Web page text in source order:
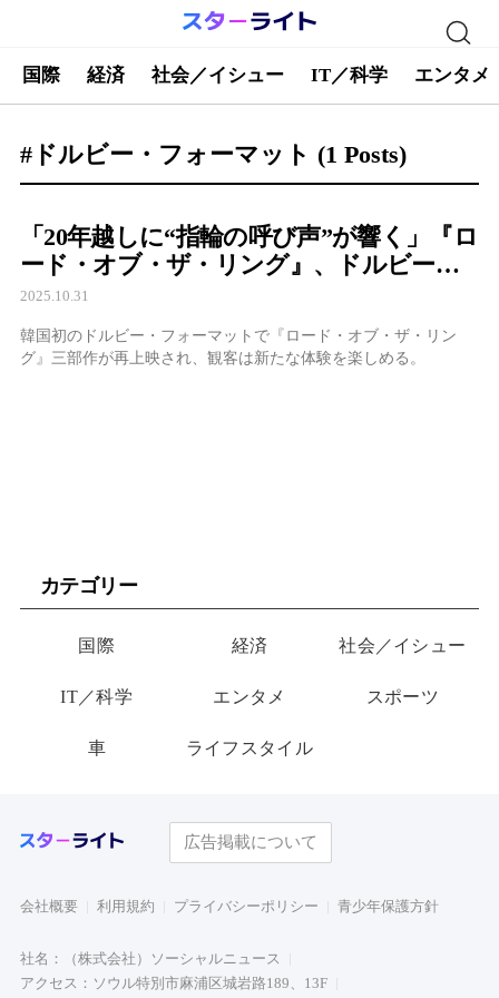
国際 経済 社会／イシュー IT／科学 エンタメ
#ドルビー・フォーマット (1 Posts)
「20年越しに“指輪の呼び声”が響く」『ロ
ード・オブ・ザ・リング』、ドルビーで
蘇る中つ国
2025.10.31
韓国初のドルビー・フォーマットで『ロード・オブ・ザ・リン
グ』三部作が再上映され、観客は新たな体験を楽しめる。
カテゴリー
国際 経済 社会／イシュー
IT／科学 エンタメ スポーツ
車 ライフスタイル
広告掲載について
会社概要 利用規約 プライバシーポリシー 青少年保護方針
社名：（株式会社）ソーシャルニュース
アクセス：ソウル特別市麻浦区城岩路189、13F